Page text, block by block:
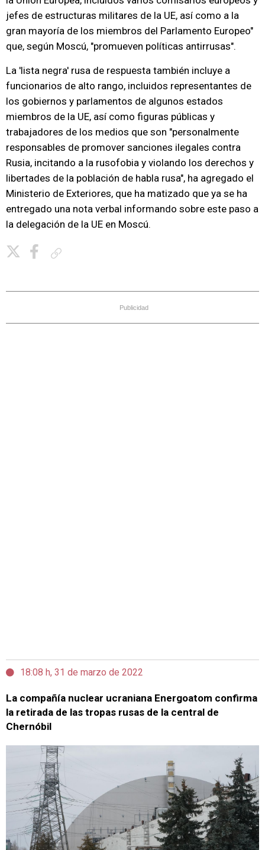
jefes de estructuras militares de la UE, así como a la
gran mayoría de los miembros del Parlamento Europeo"
que, según Moscú, "promueven políticas antirrusas".
La 'lista negra' rusa de respuesta también incluye a
funcionarios de alto rango, incluidos representantes de
los gobiernos y parlamentos de algunos estados
miembros de la UE, así como figuras públicas y
trabajadores de los medios que son "personalmente
responsables de promover sanciones ilegales contra
Rusia, incitando a la rusofobia y violando los derechos y
libertades de la población de habla rusa", ha agregado el
Ministerio de Exteriores, que ha matizado que ya se ha
entregado una nota verbal informando sobre este paso a
la delegación de la UE en Moscú.
Publicidad
18:08 h, 31 de marzo de 2022
La compañía nuclear ucraniana Energoatom confirma
la retirada de las tropas rusas de la central de
Chernóbil